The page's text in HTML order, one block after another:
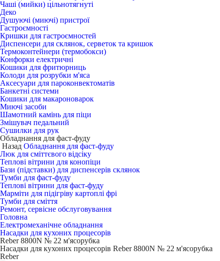
Чаші (мийки) цільнотягнуті
Деко
Душуючі (миючі) пристрої
Гастроємності
Кришки для гастроємностей
Диспенсери для склянок, серветок та кришок
Термоконтейнери (термобокси)
Конфорки електричні
Кошики для фритюрниць
Колоди для розрубки м'яса
Аксесуари для пароконвектоматів
Банкетні системи
Кошики для макароноварок
Миючі засоби
Шамотний камінь для піци
Змішувач педальний
Сушилки для рук
Обладнання для фаст-фуду
Назад Обладнання для фаст-фуду
Люк для сміттєвого відсіку
Теплові вітрини для конопіци
Бази (підставки) для диспенсерів склянок
Тумби для фаст-фуду
Теплові вітрини для фаст-фуду
Марміти для підігріву картоплі фрі
Тумби для сміття
Ремонт, сервісне обслуговування
Головна
Електромеханічне обладнання
Насадки для кухоних процесорів
Reber 8800N № 22 м'ясорубка
Насадки для кухоних процесорів Reber 8800N № 22 м'ясорубка
Reber